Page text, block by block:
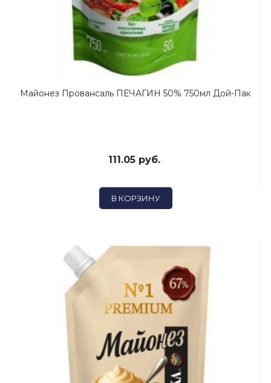
Майонез Провансаль ПЕЧАГИН 50% 750мл Дой-Пак
111.05 руб.
В КОРЗИНУ